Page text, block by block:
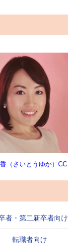
（さいとうゆか）CC
者・第二新卒者向け
転職者向け